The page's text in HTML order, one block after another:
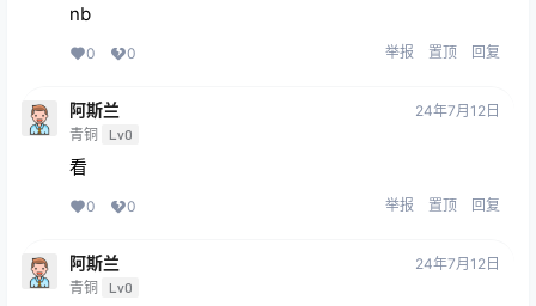
nb
0 0 举报 置顶 回复
阿斯兰
青铜 Lv0
24年7月12日
看
0 0 举报 置顶 回复
阿斯兰
青铜 Lv0
24年7月12日